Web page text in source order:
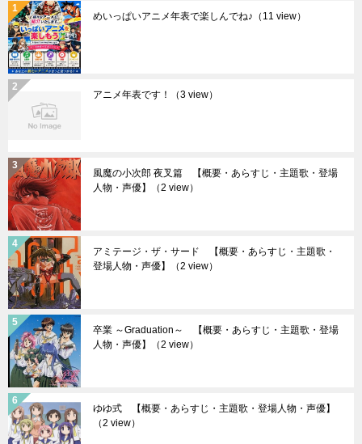
めいっぱいアニメ年表で楽しんでね♪ （11 view）
アニメ年表です！ （3 view）
風魔の小次郎 夜叉篇 【概要・あらすじ・主題歌・登場
人物・声優】
（2 view）
アミテージ・ザ・サード 【概要・あらすじ・主題歌・
登場人物・声優】
（2 view）
卒業 ～Graduation～ 【概要・あらすじ・主題歌・登場
人物・声優】
（2 view）
ゆゆ式 【概要・あらすじ・主題歌・登場人物・声優】
（2 view）